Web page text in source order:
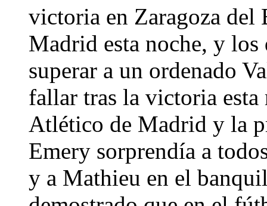
victoria en Zaragoza del
Madrid esta noche, y
superar a un ordenado
fallar tras la victoria esta
Atlético de Madrid y la
Emery sorprendía a
y a Mathieu en el